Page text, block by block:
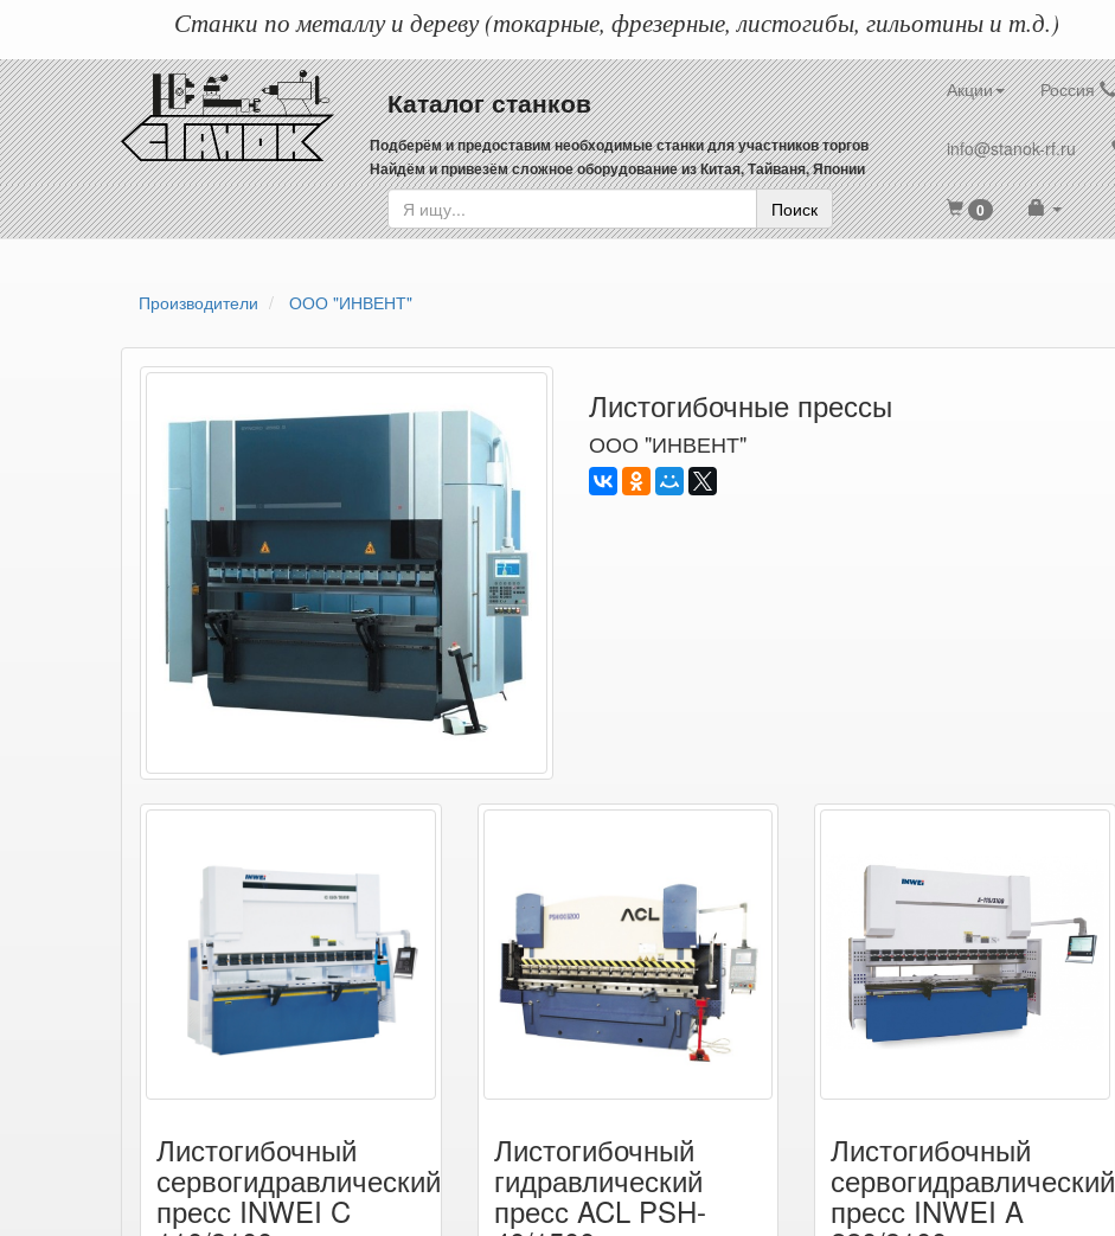
Станки по металлу и дереву (токарные, фрезерные, листогибы, гильотины и т.д.)
Каталог станков
Подберём и предоставим необходимые станки для участников торгов
Найдём и привезём сложное оборудование из Китая, Тайваня, Японии
Поиск
Акции Россия
info@stanok-rf.ru
0
Производители ООО "ИНВЕНТ"
Листогибочные прессы
ООО "ИНВЕНТ"
Листогибочный
сервогидравлический
пресс INWEI C
Листогибочный
гидравлический
пресс ACL PSH-
Листогибочный
сервогидравлический
пресс INWEI A